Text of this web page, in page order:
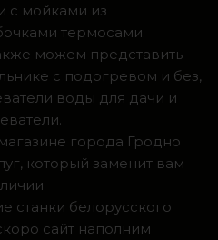
с мойками из
термосами.
можем представить
с подогревом и без,
воды для дачи и
города Гродно
который заменит вам
станки белорусского
сайт наполним